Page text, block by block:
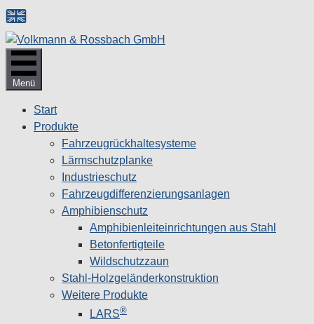
Zum
Inhalt
springen
Menü
Start
Produkte
Fahrzeugrückhaltesysteme
Lärmschutzplanke
Industrieschutz
Fahrzeug­differenzierungsanlagen
Amphibienschutz
Amphibienleiteinrichtungen aus Stahl
Betonfertigteile
Wildschutzzaun
Stahl-Holzgeländerkonstruktion
Weitere Produkte
LARS®